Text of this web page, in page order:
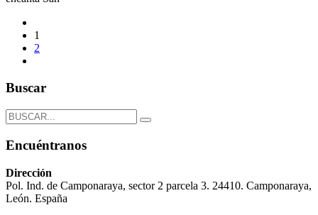
1
2
Buscar
Encuéntranos
Dirección
Pol. Ind. de Camponaraya, sector 2 parcela 3. 24410. Camponaraya,
León. España